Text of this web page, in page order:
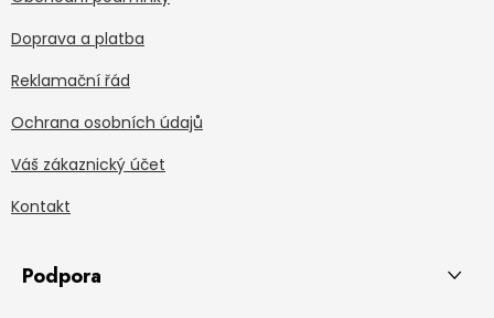
Doprava a platba
Reklamační řád
Ochrana osobních údajů
Váš zákaznický účet
Kontakt
Podpora